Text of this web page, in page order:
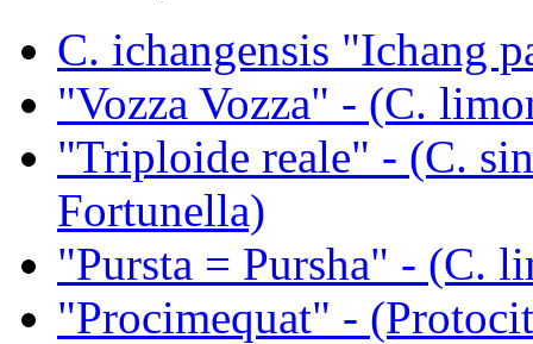
C. ichangensis "Ichang
"Vozza Vozza" - (C.
"Triploide reale" - (C.
Fortunella)
"Pursta = Pursha" - (C.
"Procimequat" -